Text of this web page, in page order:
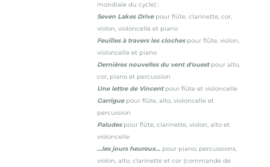
mondiale du cycle) :
Seven Lakes Drive pour flûte, clarinette, cor,
violon, violoncelle et piano
Feuilles à travers les cloches pour flûte, violon,
violoncelle et piano
Dernières nouvelles du vent d'ouest pour alto,
cor, piano et percussion
Une lettre de Vincent pour flûte et violoncelle
Garrigue pour flûte, alto, violoncelle et
percussion
Paludes pour flûte, clarinette, violon, alto et
violoncelle
…les jours heureux… pour piano, percussions,
violon, alto, clarinette et cor (commande de